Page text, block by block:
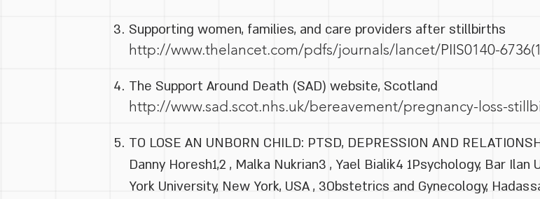
Supporting women, families, and care providers after stillbirths
http://www.thelancet.com/pdfs/journals/lancet/PIIS0140-
The Support Around Death (SAD) website, Scotland
http://www.sad.scot.nhs.uk/bereavement/pregnancy-loss-
TO LOSE AN UNBORN CHILD: PTSD, DEPRESSION AND
Danny Horesh1,2 , Malka Nukrian3 , Yael Bialik4 1Psychology, Bar
York University, New York, USA , 3Obstetrics and Gynecology,